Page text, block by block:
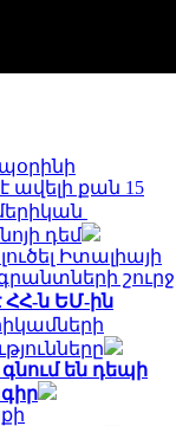
ավելի քան 15
դեմ
Իտալիայի
շուրջ
ն ԵՄ-ին
են դեպի